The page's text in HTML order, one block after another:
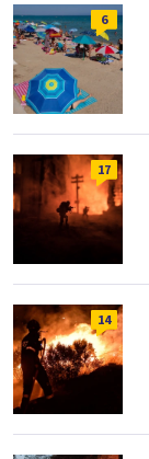
6
17
14